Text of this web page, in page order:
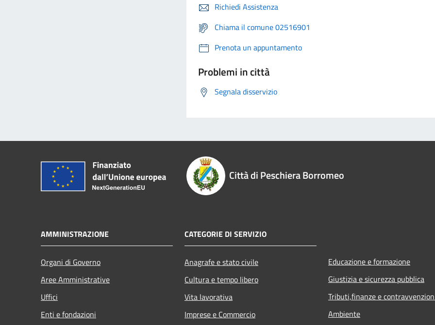
Richiedi Assistenza
Chiama il comune 02516901
Prenota un appuntamento
Problemi in città
Segnala disservizio
Città di Peschiera Borromeo
AMMINISTRAZIONE
Organi di Governo
Aree Amministrative
Uffici
Enti e fondazioni
CATEGORIE DI SERVIZIO
Anagrafe e stato civile
Cultura e tempo libero
Vita lavorativa
Imprese e Commercio
Educazione e formazione
Giustizia e sicurezza pubblica
Tributi,finanze e
Ambiente